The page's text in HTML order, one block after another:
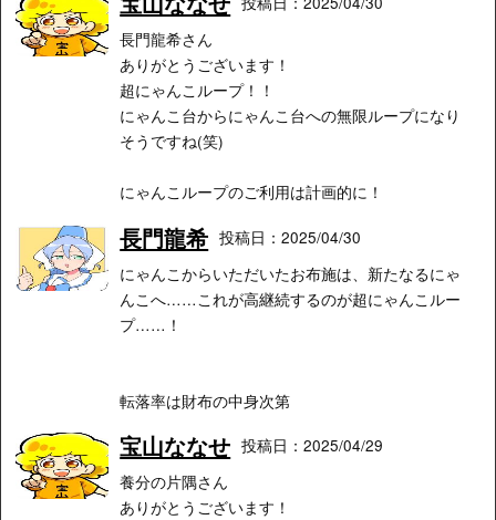
長門龍希さん
ありがとうございます！
超にゃんこループ！！
にゃんこ台からにゃんこ台への無限ループになり
そうですね(笑)
にゃんこループのご利用は計画的に！
長門龍希 投稿日：2025/04/30
にゃんこからいただいたお布施は、新たなるにゃ
んこへ……これが高継続するのが超にゃんこルー
プ……！
転落率は財布の中身次第
宝山ななせ 投稿日：2025/04/29
養分の片隅さん
ありがとうございます！